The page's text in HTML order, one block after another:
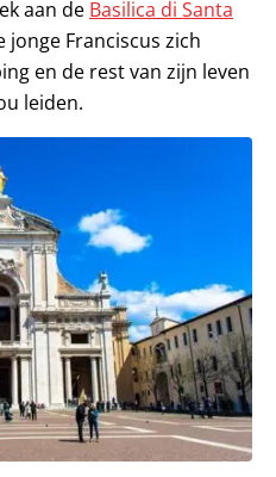
aan de Basilica di Santa
jonge Franciscus zich
en de rest van zijn leven
leiden.